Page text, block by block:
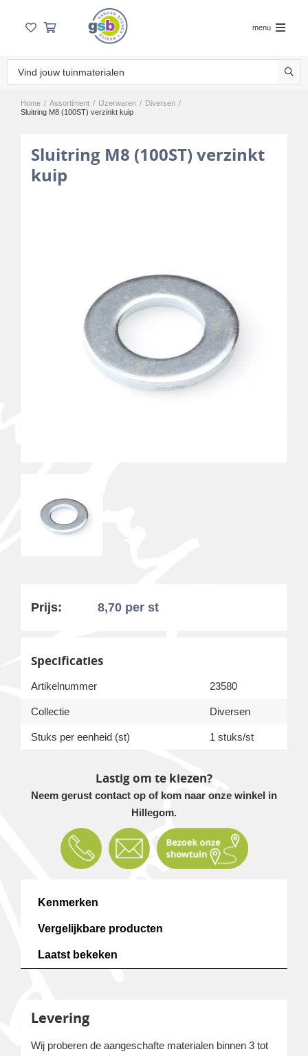
menu
Home / Assortiment / IJzerwaren / Diversen /
Sluitring M8 (100ST) verzinkt kuip
Sluitring M8 (100ST) verzinkt
kuip
Prijs: 8,70 per st
Specificaties
Artikelnummer 23580
Collectie Diversen
Stuks per eenheid (st) 1 stuks/st
Lastig om te kiezen?
Neem gerust contact op of kom naar onze winkel in
Hillegom.
Kenmerken
Vergelijkbare producten
Laatst bekeken
Levering
Wij proberen de aangeschafte materialen binnen 3 tot